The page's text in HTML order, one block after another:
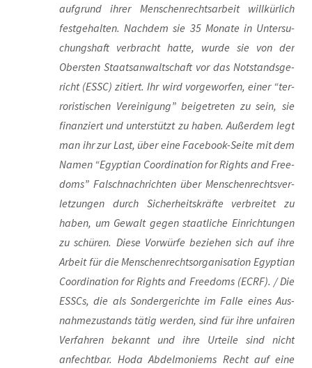
auf­grund ihrer Men­schen­rechts­ar­beit will­kür­lich
fest­ge­hal­ten. Nach­dem sie 35 Mona­te in Unter­su­
chungs­haft ver­bracht hat­te, wur­de sie von der
Obers­ten Staats­an­walt­schaft vor das Not­stands­ge­
richt (ESSC) zitiert. Ihr wird vor­ge­wor­fen, einer “ter­
ro­ris­ti­schen Ver­ei­ni­gung” bei­getre­ten zu sein, sie
finan­ziert und unter­stützt zu haben. Außer­dem legt
man ihr zur Last, über eine Face­book-Sei­te mit dem
Namen “Egyp­ti­an Coor­di­na­ti­on for Rights and Free­
doms” Fal­sch­nach­rich­ten über Men­schen­rechts­ver­
let­zun­gen durch Sicher­heits­kräf­te ver­brei­tet zu
haben, um Gewalt gegen staat­li­che Ein­rich­tun­gen
zu schü­ren. Die­se Vor­wür­fe bezie­hen sich auf ihre
Arbeit für die Men­schen­rechts­or­ga­ni­sa­ti­on Egyp­ti­an
Coor­di­na­ti­on for Rights and Free­doms (ECRF). / Die
ESSCs, die als Son­der­ge­rich­te im Fal­le eines Aus­
nah­me­zu­stands tätig wer­den, sind für ihre unfai­ren
Ver­fah­ren bekannt und ihre Urtei­le sind nicht
anfecht­bar. Hoda Abdel­mo­niems Recht auf eine